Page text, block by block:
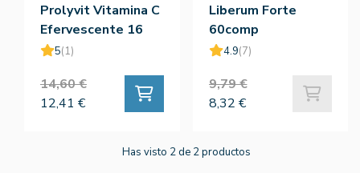
Prolyvit Vitamina C
Efervescente 16
Sobres
5(1)
14,60 €
12,41 €
Liberum Forte
60comp
4.9(7)
9,79 €
8,32 €
Has visto 2 de 2 productos